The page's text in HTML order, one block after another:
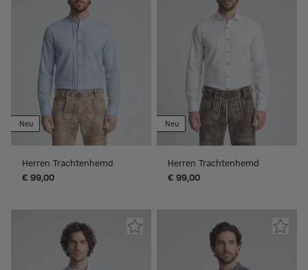
Neu
Herren Trachtenhemd
€ 99,00
Neu
Herren Trachtenhemd
€ 99,00